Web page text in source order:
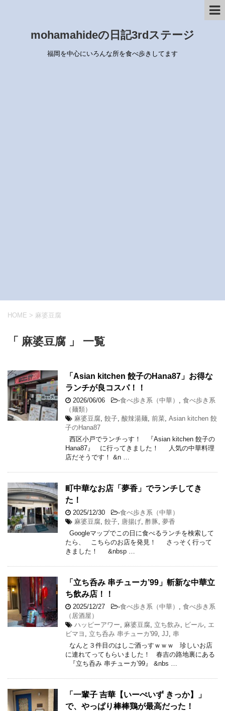
mohamahideの日記3rdステージ
福岡を中心にいろんな所を食べ歩きしてます
HOME > 麻婆豆腐
「 麻婆豆腐 」 一覧
「Asian kitchen 餃子のHana87」お得な
ランチが良コスパ！！
2026/06/06 -食べ歩き系（中華）
食べ歩き系
（麺類）
麻婆豆腐 餃子 酸辣湯麺 前菜 Asian kitchen 餃
子のHana87
西区小戸でランチっす！ 『Asian kitchen 餃子の
Hana87』 に行ってきました！ 人気の中華料理
店だそうです！ &n …
町中華なお店「夢香」でランチしてき
た！
2025/12/30 -食べ歩き系（中華）
麻婆豆腐 餃子 唐揚げ 酢豚 夢香
Googleマップでこの日に食べるランチを検索して
たら、 こちらのお店を発見！ さっそく行って
きました！ &nbsp …
「立ち呑み 串チューカ’99」斬新な中華立
ち飲み店！！
2025/12/27 -食べ歩き系（中華）
食べ歩き系
（居酒屋）
ハッピーアワー
麻婆豆腐 立ち飲み ビール
エ
ビマヨ
立ち呑み 串チューカ'99 JJ
串
なんと３件目のはしご酒っすｗｗｗ 珍しいお店
に連れてってもらいました！ 春吉の路地裏にある
『立ち呑み 串チューカ’99』 &nbs …
「一輩子 吉華【いーぺいず きっか】」
で、やっぱり棒棒鶏が最高だった！